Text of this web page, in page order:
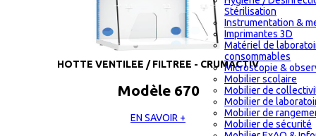
Stérilisation
Instrumentation &
Imprimantes 3D
Matériel de
consommables
Microscopie &
Mobilier scolaire
Mobilier de
Mobilier de
Mobilier de
Mobilier de sécurité
HOTTE VENTILEE / FILTREE - CRUMACTIV
Modèle 670
EN SAVOIR +